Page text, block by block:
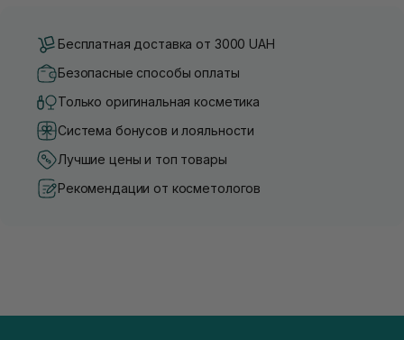
Бесплатная доставка от 3000 UAH
Безопасные способы оплаты
Только оригинальная косметика
Система бонусов и лояльности
Лучшие цены и топ товары
Рекомендации от косметологов